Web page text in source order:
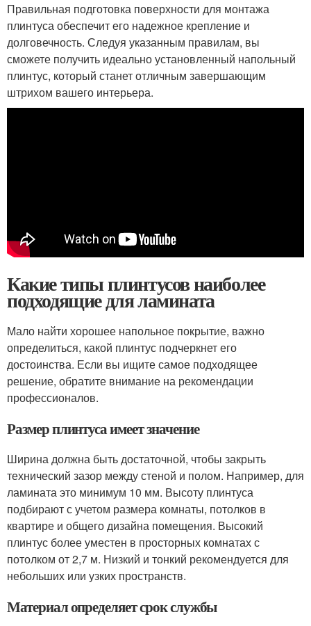
Правильная подготовка поверхности для монтажа
плинтуса обеспечит его надежное крепление и
долговечность. Следуя указанным правилам, вы
сможете получить идеально установленный напольный
плинтус, который станет отличным завершающим
штрихом вашего интерьера.
Какие типы плинтусов наиболее
подходящие для ламината
Мало найти хорошее напольное покрытие, важно
определиться, какой плинтус подчеркнет его
достоинства. Если вы ищите самое подходящее
решение, обратите внимание на рекомендации
профессионалов.
Размер плинтуса имеет значение
Ширина должна быть достаточной, чтобы закрыть
технический зазор между стеной и полом. Например, для
ламината это минимум 10 мм. Высоту плинтуса
подбирают с учетом размера комнаты, потолков в
квартире и общего дизайна помещения. Высокий
плинтус более уместен в просторных комнатах с
потолком от 2,7 м. Низкий и тонкий рекомендуется для
небольших или узких пространств.
Материал определяет срок службы